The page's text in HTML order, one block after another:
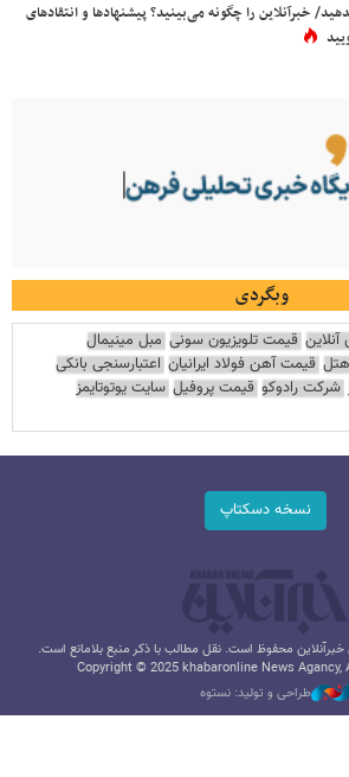
خبرآنلاین را چگونه می‌بینید؟ پیشنهادها و انتقادهای
وبگردی
آنلاین قیمت تلویزیون سونی مبل مینیمال
قیمت آهن فولاد ایرانیان اعتبارسنجی بانکی
شرکت رادوکو قیمت پروفیل سایت یوتوتایمز
نسخه دسکتاپ
محفوظ است. نقل مطالب با ذکر منبع بلامانع است.
Copyright © 2025 khabaronline News
طراحی و تولید: نستوه